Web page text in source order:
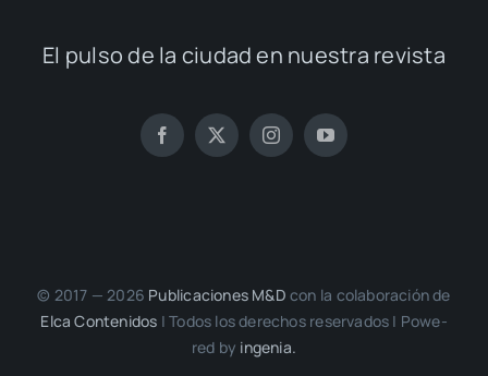
El pul­so de la ciu­dad en nues­tra revis­ta
© 2017 — 2026 Publi­ca­cio­nes M&D con la cola­bo­ra­ción de
Elca Con­te­ni­dos | Todos los dere­chos reser­va­dos | Powe­
red by inge­nia.